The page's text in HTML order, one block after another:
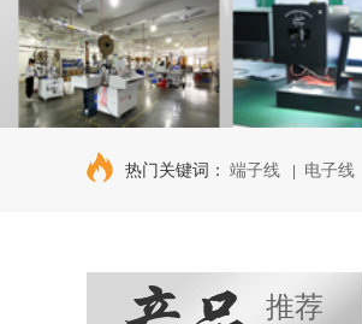
热门关键词： 端子线 | 电子线
推荐